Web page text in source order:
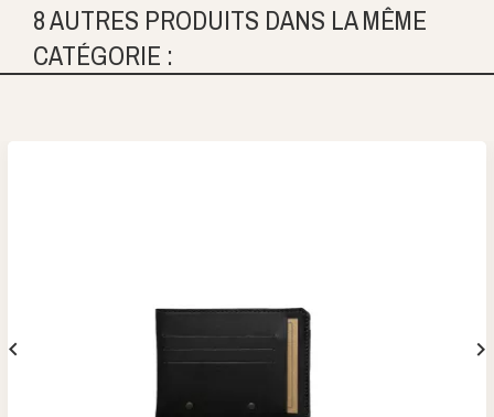
8 AUTRES PRODUITS DANS LA MÊME
CATÉGORIE :
 